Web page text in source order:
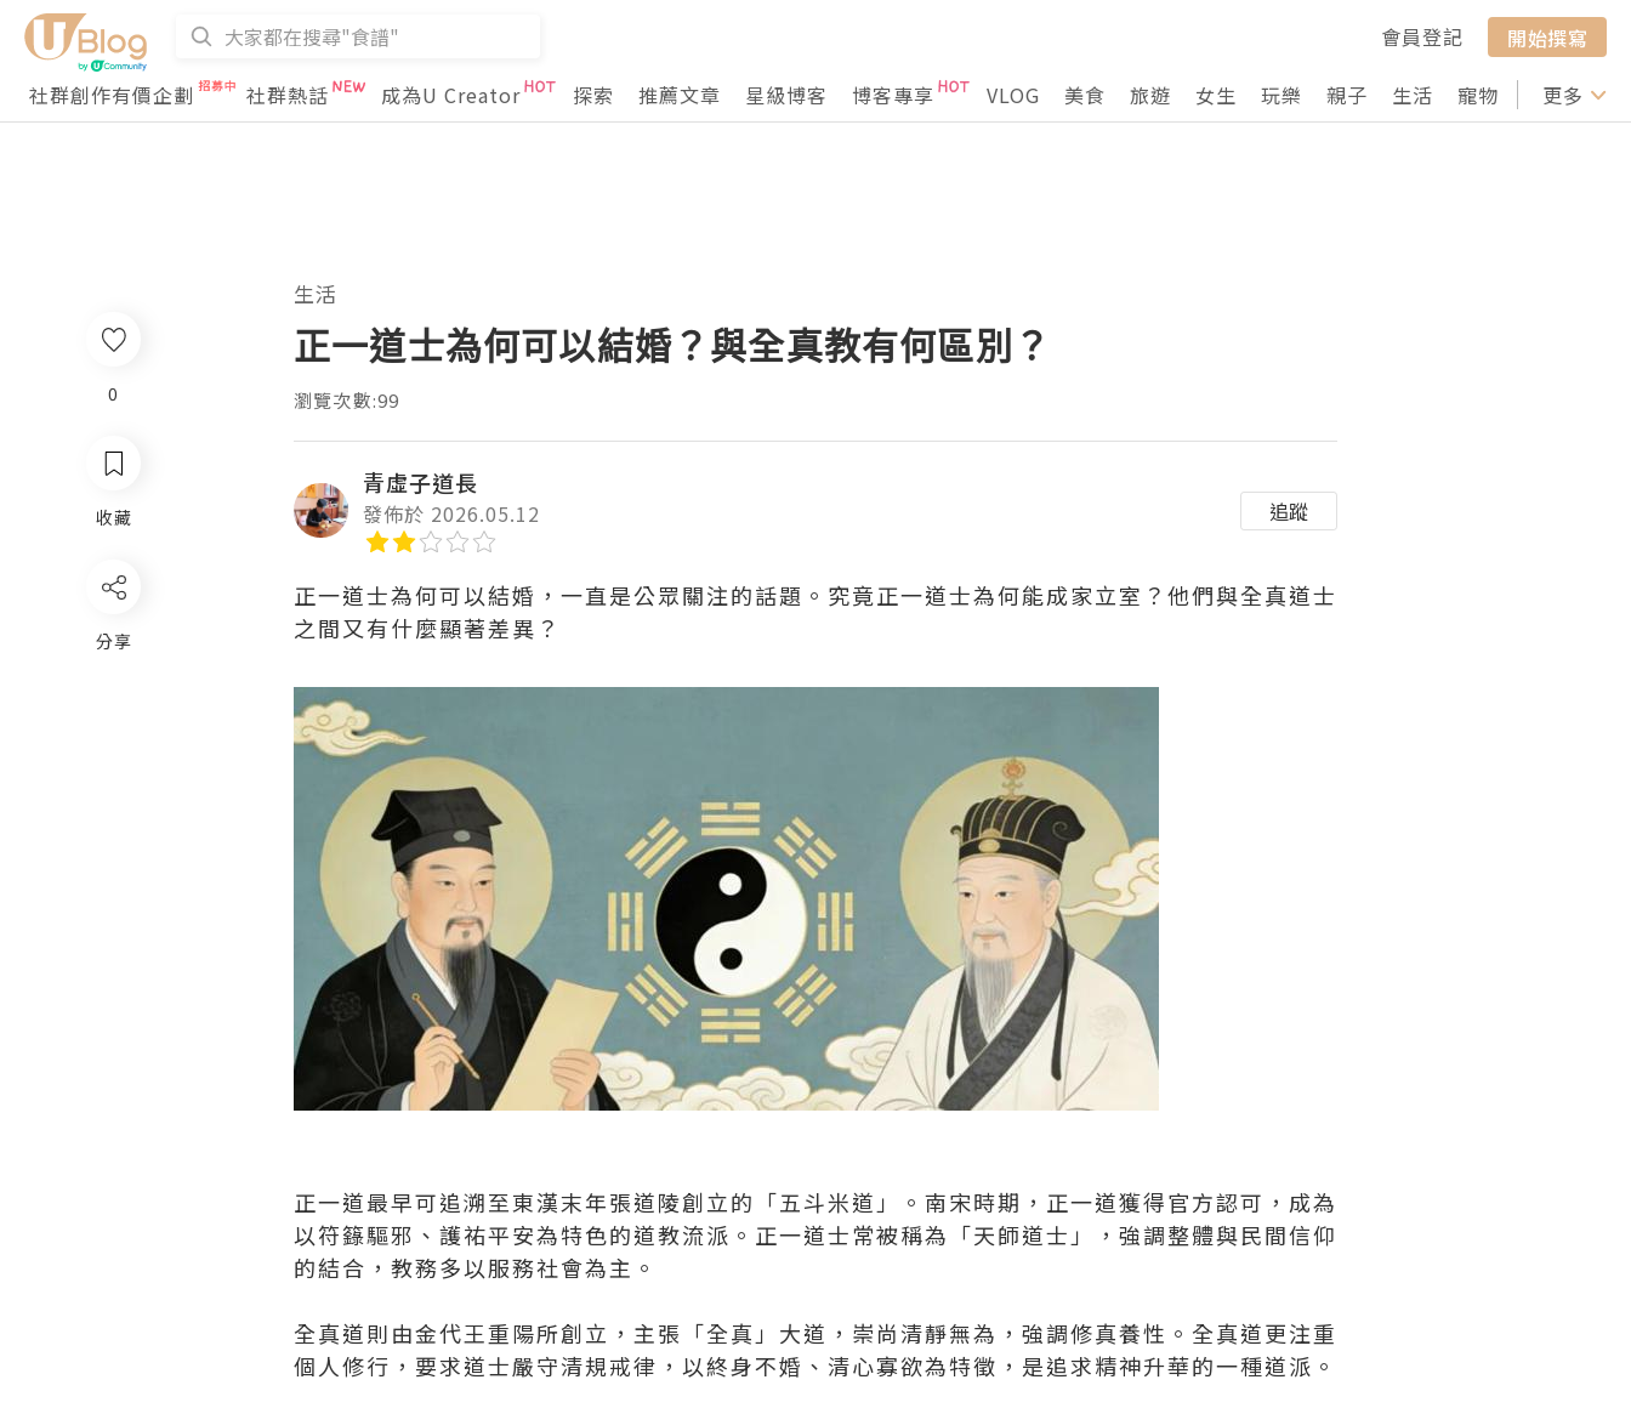
會員登記
開始撰寫
社群創作有價企劃
社群熱話 成為U Creator 探索 推薦文章 星級博客 博客專享 VLOG 美食 旅遊 女生 玩樂 親子 生活 寵物 行山 打卡
更多
生活
正一道士為何可以結婚？與全真教有何區別？
瀏覽次數:99
青虛子道長
發佈於 2026.05.12 追蹤
正一道士為何可以結婚，一直是公眾關注的話題。究竟正一道士為何能成家立室？他們與全真道士
之間又有什麼顯著差異？
正一道最早可追溯至東漢末年張道陵創立的「五斗米道」。南宋時期，正一道獲得官方認可，成為
以符籙驅邪、護祐平安為特色的道教流派。正一道士常被稱為「天師道士」，強調整體與民間信仰
的結合，教務多以服務社會為主。
全真道則由金代王重陽所創立，主張「全真」大道，崇尚清靜無為，強調修真養性。全真道更注重
個人修行，要求道士嚴守清規戒律，以終身不婚、清心寡欲為特徵，是追求精神升華的一種道派。
0
收藏
分享